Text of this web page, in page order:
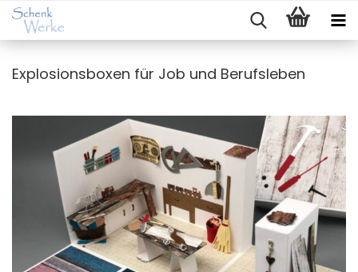
Explosionsboxen für Job und Berufsleben